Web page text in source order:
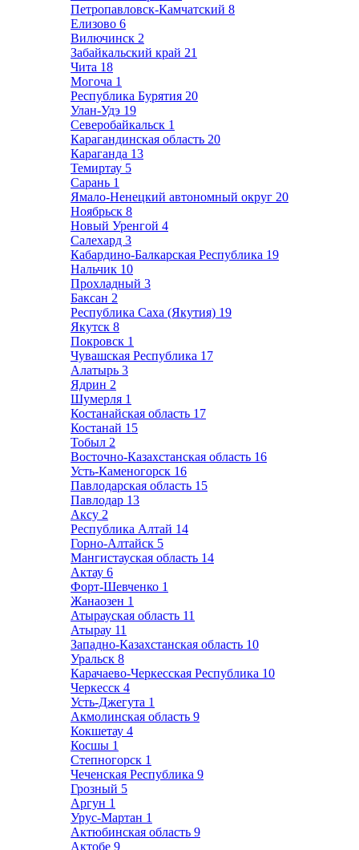
Петропавловск-Камчатский 8
Елизово 6
Вилючинск 2
Забайкальский край 21
Чита 18
Могоча 1
Республика Бурятия 20
Улан-Удэ 19
Северобайкальск 1
Карагандинская область 20
Караганда 13
Темиртау 5
Сарань 1
Ямало-Ненецкий автономный округ 20
Ноябрьск 8
Новый Уренгой 4
Салехард 3
Кабардино-Балкарская Республика 19
Нальчик 10
Прохладный 3
Баксан 2
Республика Саха (Якутия) 19
Якутск 8
Покровск 1
Чувашская Республика 17
Алатырь 3
Ядрин 2
Шумерля 1
Костанайская область 17
Костанай 15
Тобыл 2
Восточно-Казахстанская область 16
Усть-Каменогорск 16
Павлодарская область 15
Павлодар 13
Аксу 2
Республика Алтай 14
Горно-Алтайск 5
Мангистауская область 14
Актау 6
Форт-Шевченко 1
Жанаозен 1
Атырауская область 11
Атырау 11
Западно-Казахстанская область 10
Уральск 8
Карачаево-Черкесская Республика 10
Черкесск 4
Усть-Джегута 1
Акмолинская область 9
Кокшетау 4
Косшы 1
Степногорск 1
Чеченская Республика 9
Грозный 5
Аргун 1
Урус-Мартан 1
Актюбинская область 9
Актобе 9